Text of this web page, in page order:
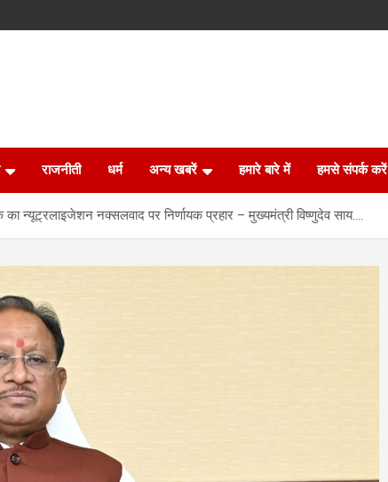
राजनीती धर्म अन्य खबरें हमारे बारे में हमसे संपर्क करें
न्यूट्रलाइजेशन नक्सलवाद पर निर्णायक प्रहार – मुख्यमंत्री विष्णुदेव साय….